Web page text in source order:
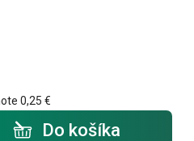
0,25 €
Do košíka